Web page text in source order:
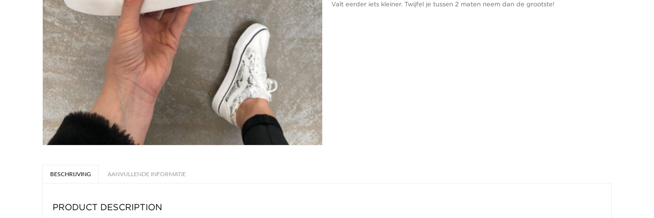
Valt eerder iets kleiner. Twijfel je tussen 2 maten neem dan de grootste!
BESCHRIJVING AANVULLENDE INFORMATIE
PRODUCT DESCRIPTION